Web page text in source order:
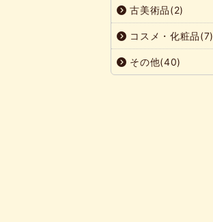
古美術品(2)
コスメ・化粧品(7)
その他(40)